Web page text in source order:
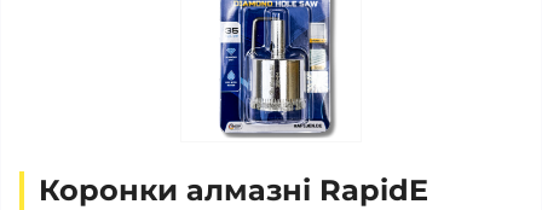
Коронки алмазні RapidE